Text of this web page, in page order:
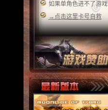
如果单角色进不了游戏
→点击这里卡号自救